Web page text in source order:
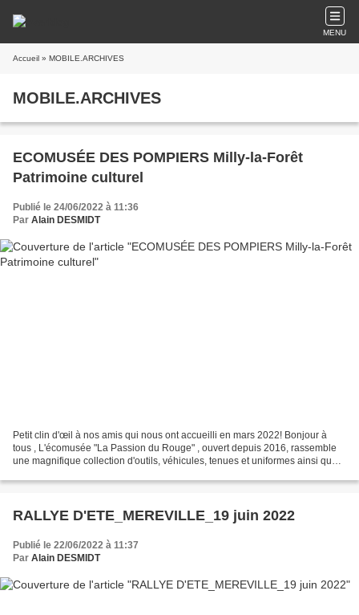
MENU
Accueil » MOBILE.ARCHIVES
MOBILE.ARCHIVES
ECOMUSÉE DES POMPIERS Milly-la-Forêt
Patrimoine culturel
Publié le 24/06/2022 à 11:36
Par Alain DESMIDT
Petit clin d'œil à nos amis qui nous ont accueilli en mars 2022! Bonjour à
tous , L'écomusée "La Passion du Rouge" , ouvert depuis 2016, rassemble
une magnifique collection d'outils, véhicules, tenues et uniformes ainsi que
RALLYE D'ETE_MEREVILLE_19 juin 2022
Publié le 22/06/2022 à 11:37
Par Alain DESMIDT